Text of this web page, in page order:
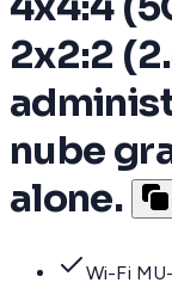
2x2:2
nube
alone.
Wi-Fi